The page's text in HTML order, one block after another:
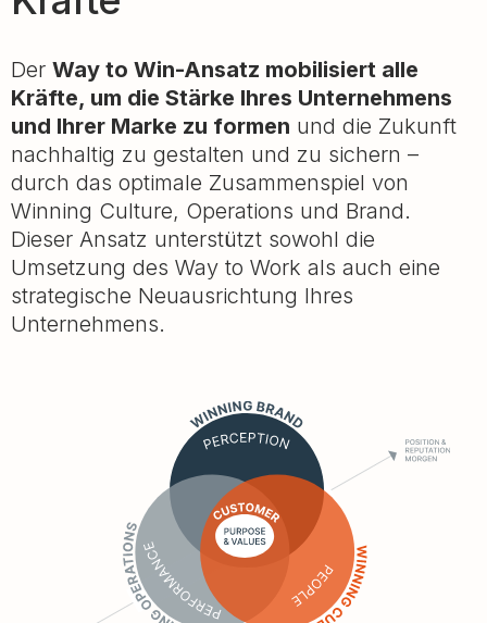
Der Way to Win-Ansatz mobilisiert alle
Kräfte, um die Stärke Ihres Unternehmens
und Ihrer Marke zu formen und die Zukunft
nachhaltig zu gestalten und zu sichern –
durch das optimale Zusammenspiel von
Winning Culture, Operations und Brand.
Dieser Ansatz unterstützt sowohl die
Umsetzung des Way to Work als auch eine
strategische Neuausrichtung Ihres
Unternehmens.